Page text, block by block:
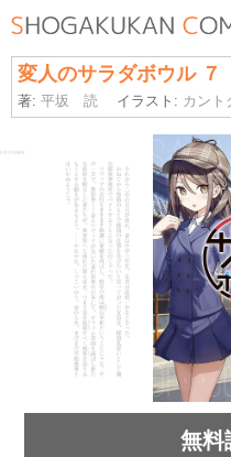
変人のサラダボウル ７
著:平坂 読 イラスト: カント
無料